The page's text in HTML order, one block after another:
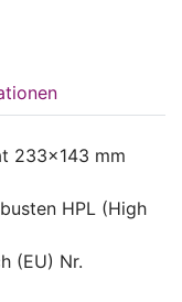
233x143 mm
HPL (High
(EU) Nr.